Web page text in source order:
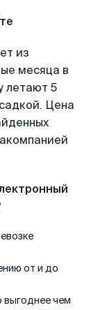
из
месяца в
летают 5
Цена
от и до
выгоднее чем